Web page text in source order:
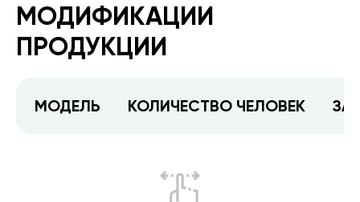
МОДИФИКАЦИИ
ПРОДУКЦИИ
МОДЕЛЬ КОЛИЧЕСТВО ЧЕЛОВЕК